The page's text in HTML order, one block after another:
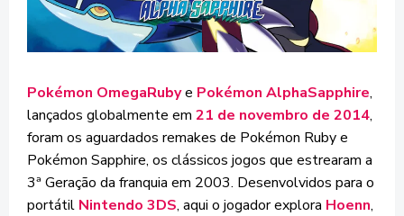
Pokémon OmegaRubye Pokémon AlphaSapphire,
lançados globalmente em 21 de novembro de 2014,
foram os aguardados remakes de Pokémon Ruby e
Pokémon Sapphire, os clássicos jogos que estrearam a
3ª Geração da franquia em 2003. Desenvolvidos para o
portátil Nintendo 3DS, aqui o jogador explora Hoenn,